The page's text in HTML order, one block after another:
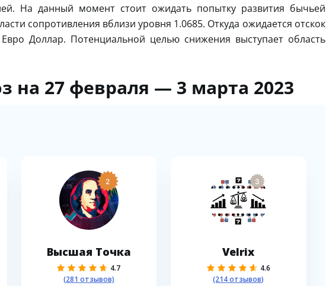
На данный момент стоит ожидать попытку развития бычьей
сопротивления вблизи уровня 1.0685. Откуда ожидается отскок
Доллар. Потенциальной целью снижения выступает область
на 27 февраля — 3 марта 2023
2
Высшая Точка
4.7
(281 отзывов)
3
Velrix
4.6
(214 отзывов)